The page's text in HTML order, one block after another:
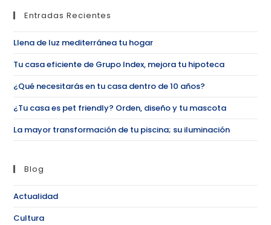
Entradas Recientes
Llena de luz mediterránea tu hogar
Tu casa eficiente de Grupo Index, mejora tu hipoteca
¿Qué necesitarás en tu casa dentro de 10 años?
¿Tu casa es pet friendly? Orden, diseño y tu mascota
La mayor transformación de tu piscina; su iluminación
Blog
Actualidad
Cultura